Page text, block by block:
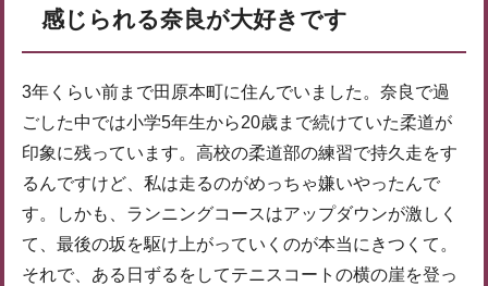
感じられる奈良が大好きです
3年くらい前まで田原本町に住んでいました。奈良で過
ごした中では小学5年生から20歳まで続けていた柔道が
印象に残っています。高校の柔道部の練習で持久走をす
るんですけど、私は走るのがめっちゃ嫌いやったんで
す。しかも、ランニングコースはアップダウンが激しく
て、最後の坂を駆け上がっていくのが本当にきつくて。
それで、ある日ずるをしてテニスコートの横の崖を登っ